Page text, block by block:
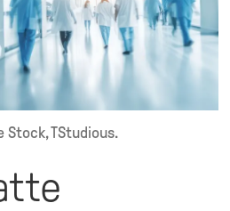
Stock, TStudious.